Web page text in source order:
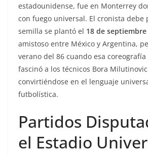
estadounidense, fue en Monterrey
con fuego universal. El cronista debe
semilla se plantó el 18 de septiembre
amistoso entre México y Argentina,
verano del 86 cuando esa
fascinó a los técnicos Bora
convirtiéndose en el lenguaje
futbolística.
Partidos
el Estadio